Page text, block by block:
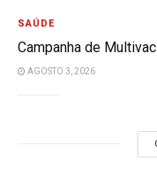
SAÚDE
Campanha de
AGOSTO 3, 2026